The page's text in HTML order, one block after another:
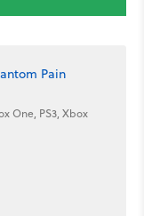
Pain
One, PS3, Xbox